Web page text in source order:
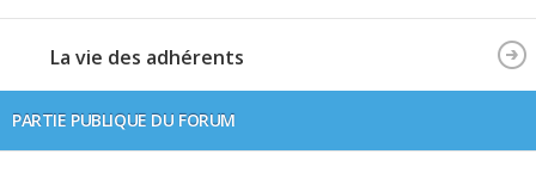
La vie des adhérents
PARTIE PUBLIQUE DU FORUM